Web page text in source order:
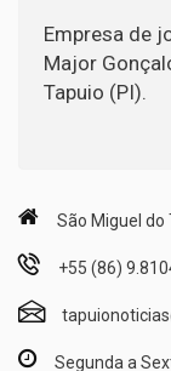
Empresa de
Major
Tapuio (PI).
São Miguel do
+55 (86)
Segunda a